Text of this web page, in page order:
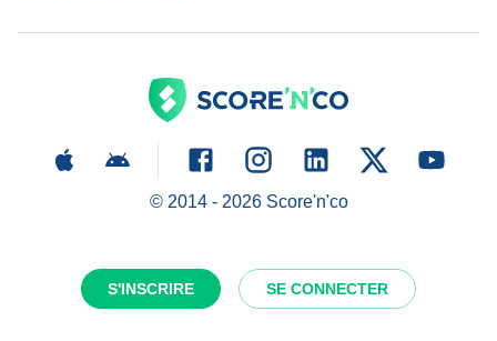
S'INSCRIRE SE CONNECTER
© 2014 - 2026Score'n'co